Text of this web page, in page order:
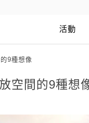
活動
9種想像
空間的9種想